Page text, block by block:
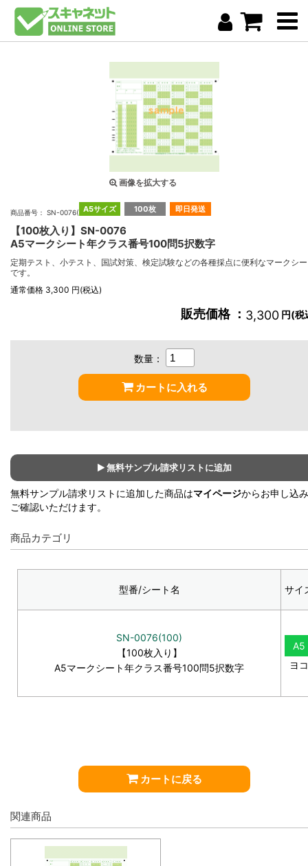
画像を拡大する
A5サイズ 100枚 即日発送
商品番号： SN-0076(100)
【100枚入り】SN-0076
A5マークシート年クラス番号100問5択数字
定期テスト、小テスト、国試対策、検定試験などの各種採点に便利なマークシ
です。
通常価格 3,300 円(税込)
販売価格 ： 3,300 円(税
数量：
カートに入れる
無料サンプル請求リストに追加
無料サンプル請求リストに追加した商品はマイページからお申し込
ご確認いただけます。
商品カテゴリ
型番/シート名 サイ
SN-0076(100)
【100枚入り】
A5マークシート年クラス番号100問5択数字
A5
ヨコ
カートに戻る
関連商品